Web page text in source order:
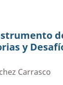
y
Carrasco